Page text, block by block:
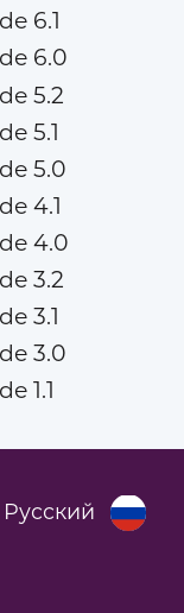
6.1
6.0
5.2
5.1
5.0
4.1
4.0
3.2
3.1
3.0
1.1
Русский